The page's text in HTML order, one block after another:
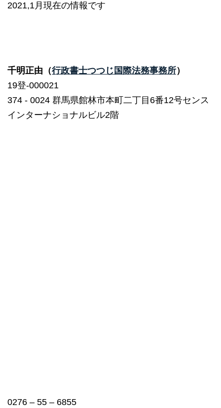
2021,1月現在の情報です
千明正由（行政書士つつじ国際法務事務所）
19登-000021
374 ‐ 0024 群馬県館林市本町二丁目6番12号センス
インターナショナルビル2階
0276 – 55 – 6855